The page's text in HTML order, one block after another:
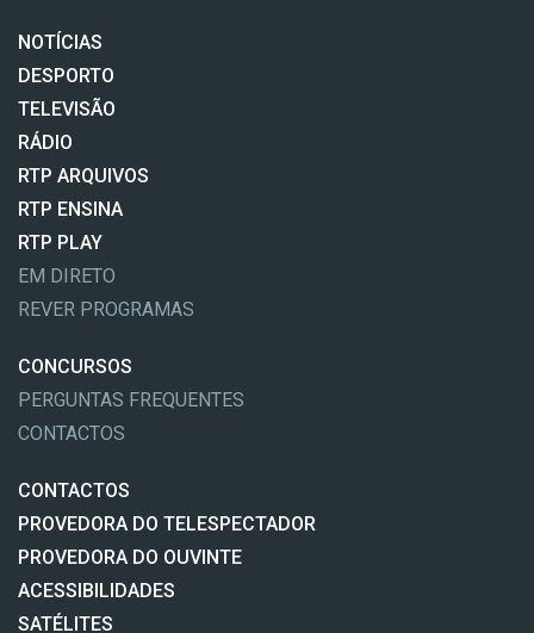
NOTÍCIAS
DESPORTO
TELEVISÃO
RÁDIO
RTP ARQUIVOS
RTP ENSINA
RTP PLAY
EM DIRETO
REVER PROGRAMAS
CONCURSOS
PERGUNTAS FREQUENTES
CONTACTOS
CONTACTOS
PROVEDORA DO TELESPECTADOR
PROVEDORA DO OUVINTE
ACESSIBILIDADES
SATÉLITES